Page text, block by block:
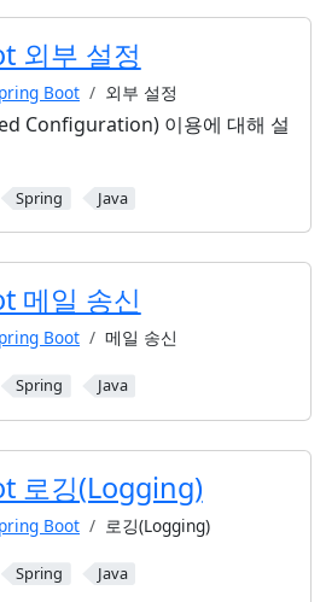
외부 설정
Boot 외부 설정
Configuration) 이용에 대해 설
Spring Java
메일 송신
Boot 메일 송신
Spring Java
로깅(Logging)
Boot 로깅(Logging)
Spring Java